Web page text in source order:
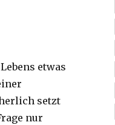
etwas
setzt
nur